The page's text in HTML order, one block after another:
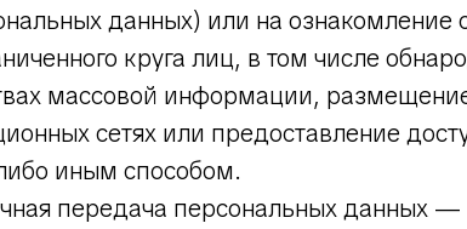
данных) или на ознакомление
круга лиц, в том числе
массовой информации,
сетях или предоставление
иным способом.
передача персональных данных